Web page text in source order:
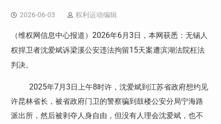
2026-06-03 权利运动编辑
（维权网信息中心报道） 2026年6月3日，本网获悉：无锡人
权捍卫者沈爱斌诉梁溪公安违法拘留15天案遭滨湖法院枉法
判决。
2025年7月3日上午8时许，沈爱斌到江苏省政府想约见
许昆林省长，被省政府门卫的警察骗到鼓楼公安分局宁海路
派出所，然后被剥夺人身自由，但没有人理会沈爱斌，也不